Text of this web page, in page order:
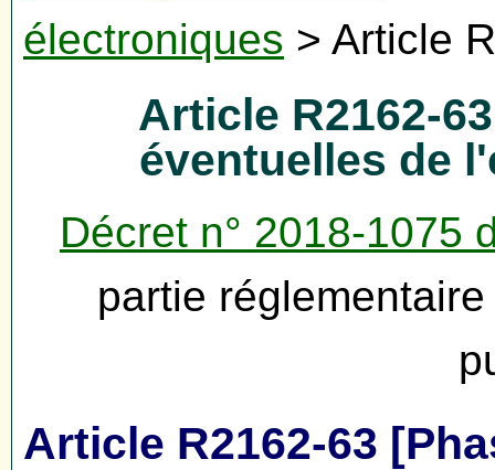
électroniques > Article
Article R2162-
éventuelles de
Décret n° 2018-1075
partie
Article R2162-63